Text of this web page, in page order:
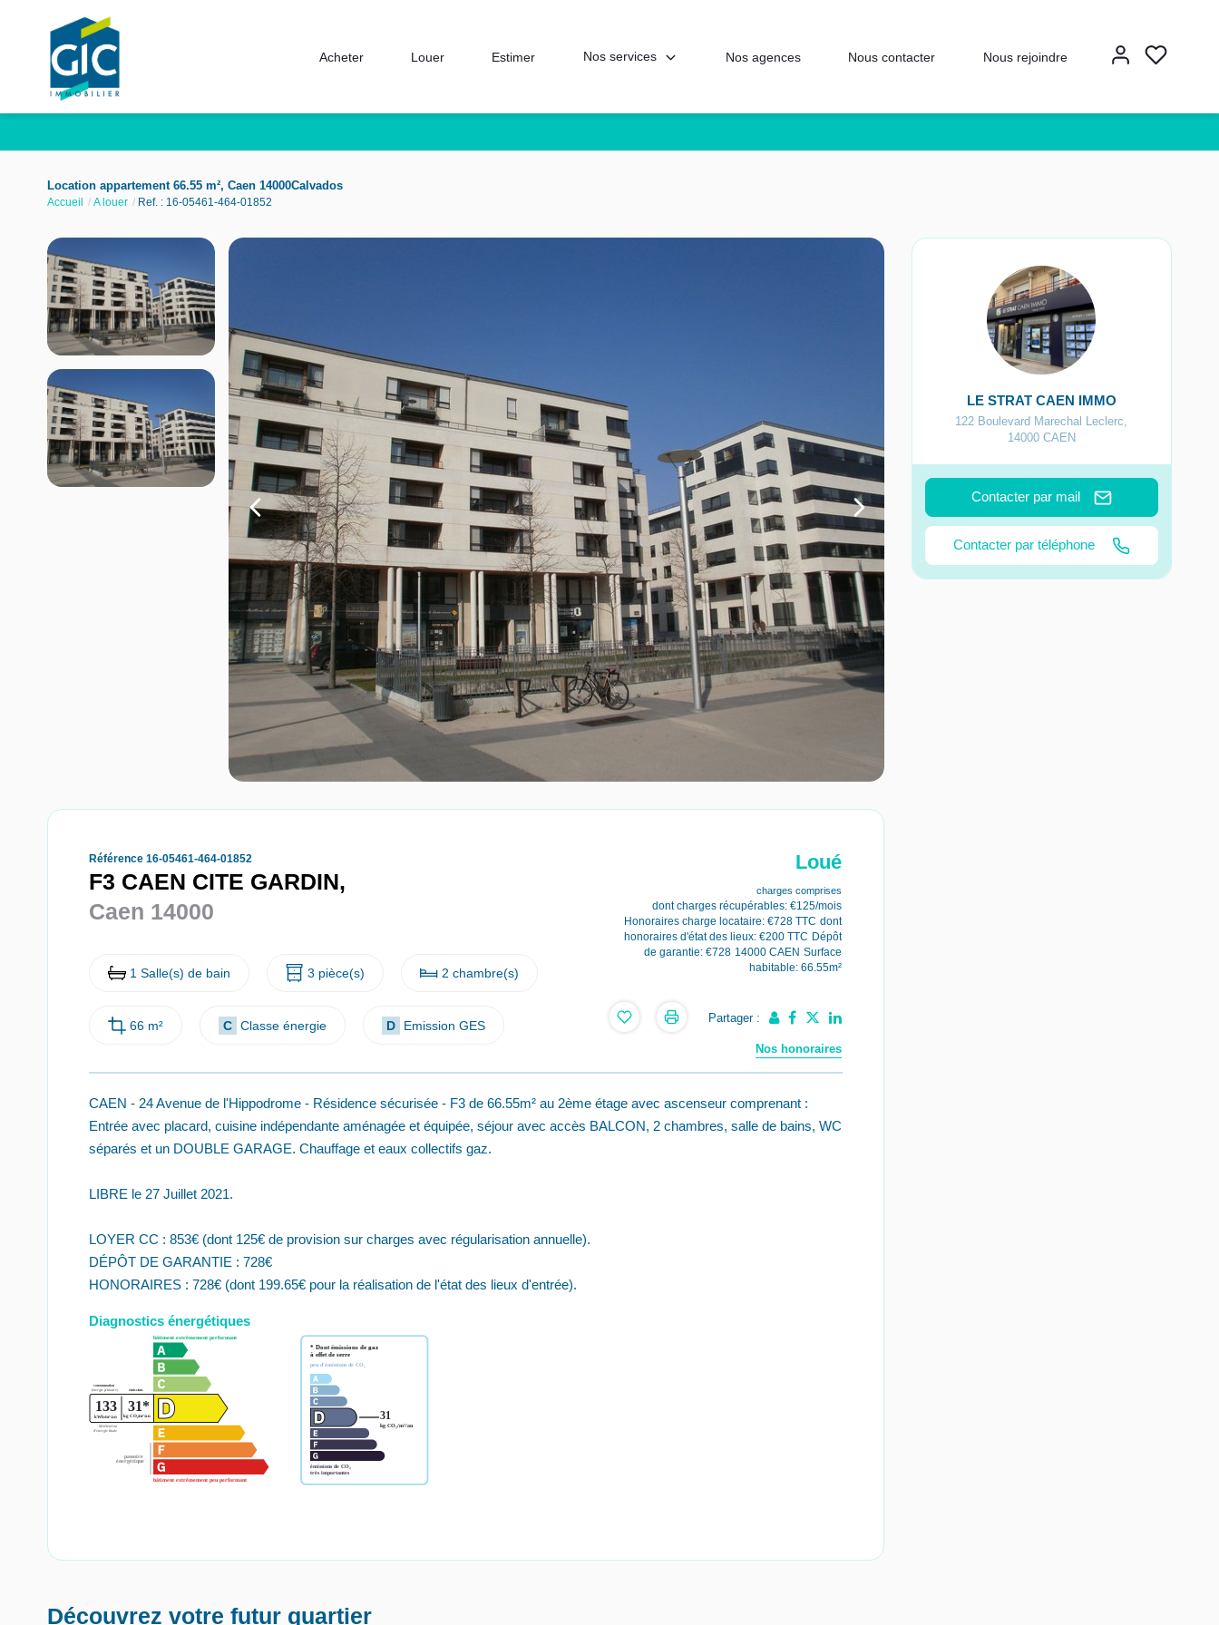
Acheter Louer Estimer Nos services Nos agences Nous contacter Nous rejoindre
Location appartement 66.55 m², Caen 14000Calvados
Accueil A louer Ref. : 16-05461-464-01852
Référence 16-05461-464-01852
F3 CAEN CITE GARDIN,
Caen 14000
1 Salle(s) de bain 3 pièce(s) 2 chambre(s)
66 m² C Classe énergie D Emission GES
Loué
charges comprises
dont charges récupérables: €125/mois
Honoraires charge locataire: €728 TTC dont
honoraires d'état des lieux: €200 TTC Dépôt
de garantie: €728 14000 CAEN Surface
habitable: 66.55m²
Partager :
Nos honoraires
CAEN - 24 Avenue de l'Hippodrome - Résidence sécurisée - F3 de 66.55m² au 2ème étage avec ascenseur comprenant :
Entrée avec placard, cuisine indépendante aménagée et équipée, séjour avec accès BALCON, 2 chambres, salle de bains, WC
séparés et un DOUBLE GARAGE. Chauffage et eaux collectifs gaz.
LIBRE le 27 Juillet 2021.
LOYER CC : 853€ (dont 125€ de provision sur charges avec régularisation annuelle).
DÉPÔT DE GARANTIE : 728€
HONORAIRES : 728€ (dont 199.65€ pour la réalisation de l'état des lieux d'entrée).
Diagnostics énergétiques
Découvrez votre futur quartier
LE STRAT CAEN IMMO
122 Boulevard Marechal Leclerc,
14000 CAEN
Contacter par mail
Contacter par téléphone